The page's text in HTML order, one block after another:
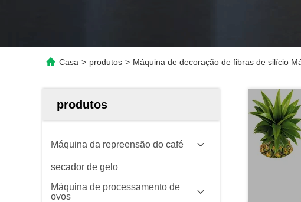
Casa > produtos > Máquina de decoração de fibras de silício
produtos
Máquina da repreensão do café
secador de gelo
Máquina de processamento de
ovos